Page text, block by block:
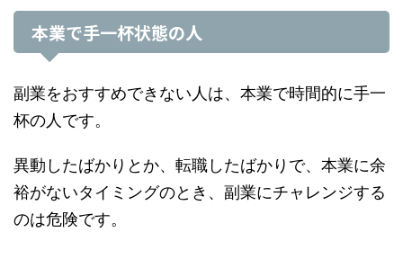
本業で手一杯状態の人
副業をおすすめできない人は、本業で時間的に手一
杯の人です。
異動したばかりとか、転職したばかりで、本業に余
裕がないタイミングのとき、副業にチャレンジする
のは危険です。